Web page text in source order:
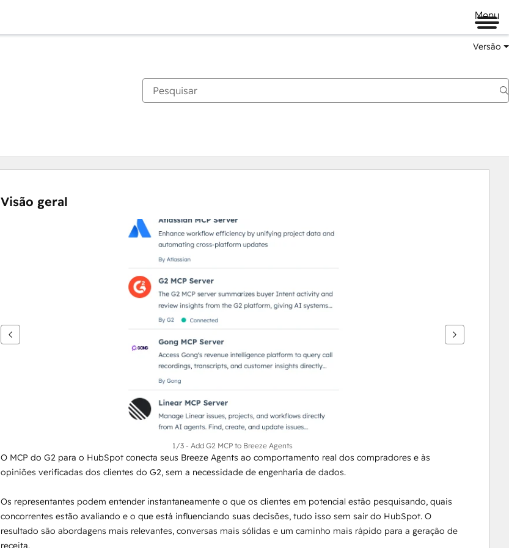
Menu
Versão
Visão geral
1/3 - Add G2 MCP to Breeze Agents
O MCP do G2 para o HubSpot conecta seus Breeze Agents ao comportamento real dos compradores e às
opiniões verificadas dos clientes do G2, sem a necessidade de engenharia de dados.
Os representantes podem entender instantaneamente o que os clientes em potencial estão pesquisando, quais
concorrentes estão avaliando e o que está influenciando suas decisões, tudo isso sem sair do HubSpot. O
resultado são abordagens mais relevantes, conversas mais sólidas e um caminho mais rápido para a geração de
receita.